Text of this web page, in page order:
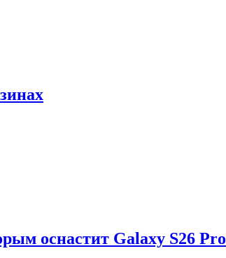
оснастит Galaxy S26 Pro